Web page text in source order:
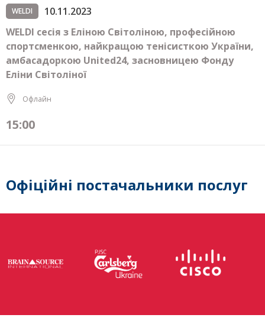
WELDI
10.11.2023
WELDI сесія з Еліною Світоліною, професійною
спортсменкою, найкращою тенісисткою України,
амбасадоркою United24, засновницею Фонду
Еліни Світоліної
Офлайн
15:00
Офіційні постачальники послуг